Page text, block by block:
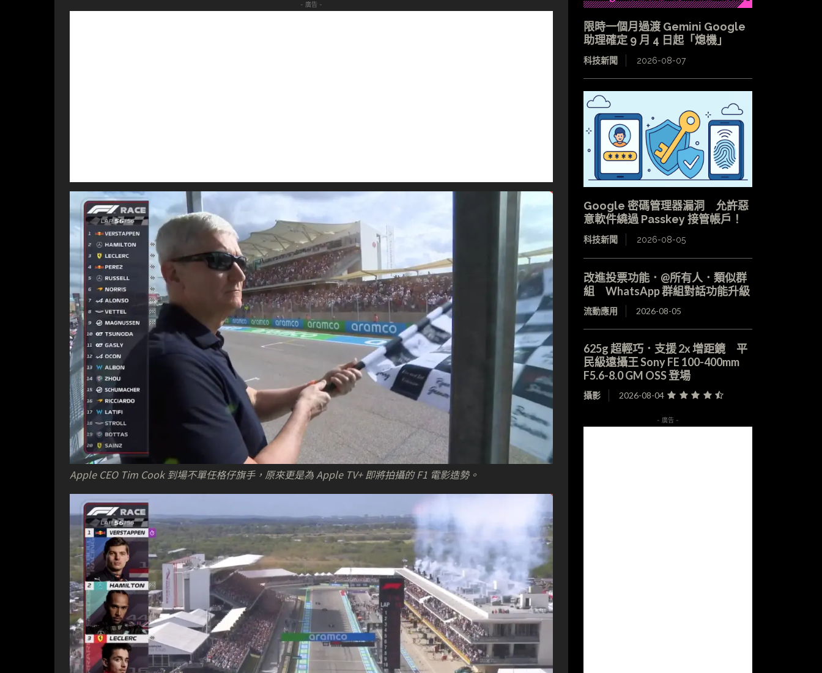
- 廣告 -
Apple CEO Tim Cook 到場不單任格仔旗手，原來更是為 Apple TV+ 即將拍攝的 F1 電影造勢。
限時一個月過渡 Gemini Google
助理確定 9 月 4 日起「熄機」
科技新聞 2026-08-07
Google 密碼管理器漏洞 允許惡
意軟件繞過 Passkey 接管帳戶！
科技新聞 2026-08-05
改進投票功能．@所有人．類似群
組 WhatsApp 群組對話功能升級
流動應用 2026-08-05
625g 超輕巧．支援 2x 增距鏡 平
民級遠攝王 Sony FE 100-400mm
F5.6-8.0 GM OSS 登場
攝影 2026-08-04
- 廣告 -